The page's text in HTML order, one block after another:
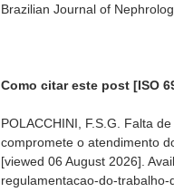
Brazilian Journal of
Como citar este post [ISO
POLACCHINI, F.S.G. Falta
compromete o atendimento
[viewed 06 August 2026].
regulamentacao-do-